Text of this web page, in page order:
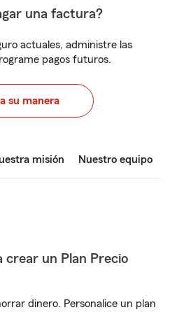
una factura?
actuales, administre las
pagos futuros.
su manera
misión Nuestro equipo
crear un Plan Precio
dinero. Personalice un plan